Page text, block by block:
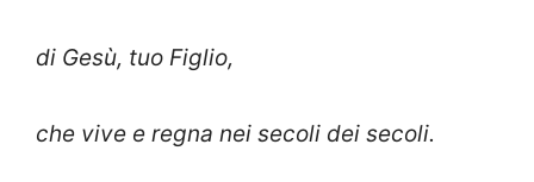
di Gesù, tuo Figlio,
che vive e regna nei secoli dei secoli.